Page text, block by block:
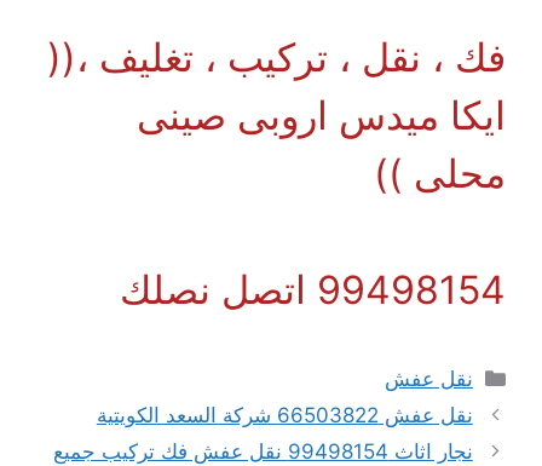
فك ، نقل ، تركيب ، تغليف ،((
ايكا ميدس اروبى صينى
محلى ))
99498154 اتصل نصلك
التصنيفات
نقل عفش
نقل عفش 66503822 شركة السعد الكويتية
نجار اثاث 99498154 نقل عفش فك تركيب جميع